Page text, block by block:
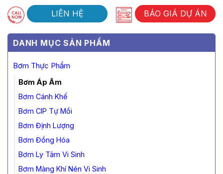
DANH MỤC SẢN PHẨM
Bơm Thực Phẩm
Bơm Áp Âm
Bơm Cánh Khế
Bơm CIP Tự Mồi
Bơm Định Lượng
Bơm Đồng Hóa
Bơm Ly Tâm Vi Sinh
Bơm Màng Khí Nén Vi Sinh
LIÊN HỆ BÁO GIÁ DỰ ÁN